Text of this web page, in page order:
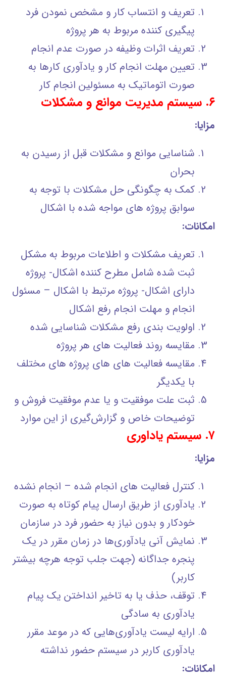
تعریف و انتساب کار و مشخص نمودن فرد
پیگیری کننده مربوط به هر پروژه
تعریف اثرات وظیفه در صورت عدم انجام
تعیین مهلت انجام کار و یادآوری کارها به
صورت اتوماتیک به مسئولین انجام کار
۶. سیستم مدیریت موانع و مشکلات
مزایا:
شناسایی موانع و مشکلات قبل از رسیدن به
بحران
کمک به چگونگی حل مشکلات با توجه به
سوابق پروژه های مواجه شده با اشکال
امکانات:
تعریف مشکلات و اطلاعات مربوط به مشکل
ثبت شده شامل مطرح کننده اشکال- پروژه
دارای اشکال- پروژه مرتبط با اشکال – مسئول
انجام و مهلت انجام رفع اشکال
اولویت بندی رفع مشکلات شناسایی شده
مقایسه روند فعالیت های هر پروژه
مقایسه فعالیت های هاي پروژه هاي مختلف
با يكديگر
ثبت علت موفقيت و يا عدم موفقيت فروش و
توضيحات خاص و گزارش‌گيري از اين موارد
۷. سیستم یاداوری
مزایا:
کنترل فعالیت های انجام شده – انجام نشده
یادآوری از طریق ارسال پیام کوتاه به صورت
خودکار و بدون نیاز به حضور فرد در سازمان
نمايش آني يادآوري‌ها در زمان مقرر در يك
پنجره جداگانه (جهت جلب توجه هرچه بيشتر
كاربر)
توقف، حذف يا به تاخير انداختن يك پيام
يادآوري به سادگی
ارايه ليست يادآوري‌هايي كه در موعد مقرر
يادآوري كاربر در سيستم حضور نداشته
امکانات: